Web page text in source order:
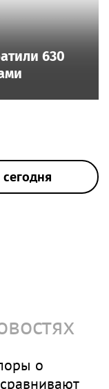
630
о